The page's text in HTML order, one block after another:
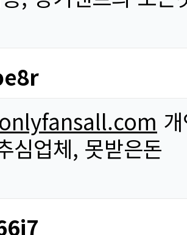
심업체, 못받은돈